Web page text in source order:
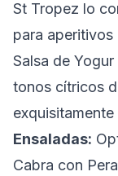
St Tropez lo
para aperitivos
Salsa de Yogur
tonos cítricos
Ensaladas:
Cabra con